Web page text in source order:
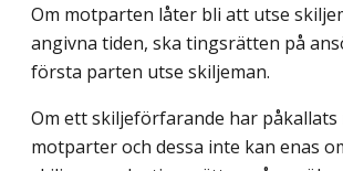
Om motparten låter bli att utse
angivna tiden, ska tingsrätten på
första parten utse skiljeman.
Om ett skiljeförfarande har påkallats
motparter och dessa inte kan enas